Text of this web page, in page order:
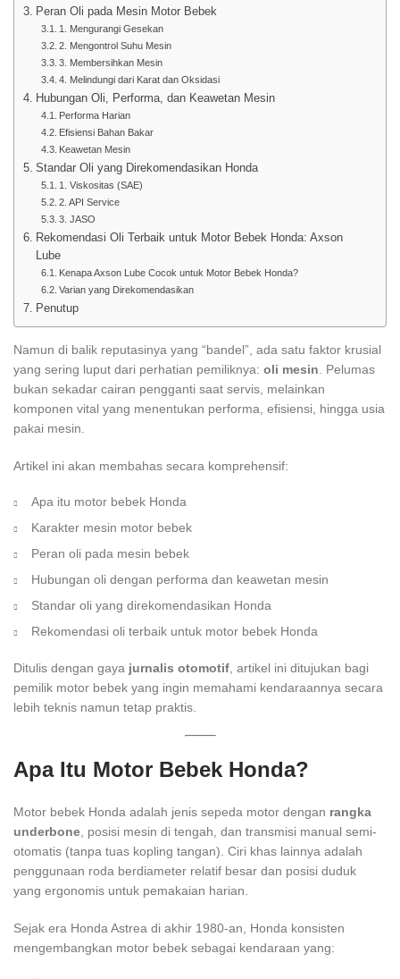
Peran Oli pada Mesin Motor Bebek
1. Mengurangi Gesekan
2. Mengontrol Suhu Mesin
3. Membersihkan Mesin
4. Melindungi dari Karat dan Oksidasi
Hubungan Oli, Performa, dan Keawetan Mesin
Performa Harian
Efisiensi Bahan Bakar
Keawetan Mesin
Standar Oli yang Direkomendasikan Honda
1. Viskositas (SAE)
2. API Service
3. JASO
Rekomendasi Oli Terbaik untuk Motor Bebek Honda: Axson
Lube
Kenapa Axson Lube Cocok untuk Motor Bebek Honda?
Varian yang Direkomendasikan
Penutup
Namun di balik reputasinya yang “bandel”, ada satu faktor krusial
yang sering luput dari perhatian pemiliknya: oli mesin . Pelumas
bukan sekadar cairan pengganti saat servis, melainkan
komponen vital yang menentukan performa, efisiensi, hingga usia
pakai mesin.
Artikel ini akan membahas secara komprehensif:
Apa itu motor bebek Honda
Karakter mesin motor bebek
Peran oli pada mesin bebek
Hubungan oli dengan performa dan keawetan mesin
Standar oli yang direkomendasikan Honda
Rekomendasi oli terbaik untuk motor bebek Honda
Ditulis dengan gaya jurnalis otomotif , artikel ini ditujukan bagi
pemilik motor bebek yang ingin memahami kendaraannya secara
lebih teknis namun tetap praktis.
Apa Itu Motor Bebek Honda?
Motor bebek Honda adalah jenis sepeda motor dengan rangka
underbone , posisi mesin di tengah, dan transmisi manual semi-
otomatis (tanpa tuas kopling tangan). Ciri khas lainnya adalah
penggunaan roda berdiameter relatif besar dan posisi duduk
yang ergonomis untuk pemakaian harian.
Sejak era Honda Astrea di akhir 1980-an, Honda konsisten
mengembangkan motor bebek sebagai kendaraan yang: